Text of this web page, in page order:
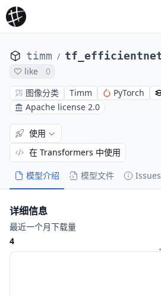
timm /
like
0
图像分类
Timm PyTorch
Apache license 2.0
模型介绍 模型文件 Issues
使用
在 Transformers 中使用
详细信息
最近一个月下载量
4